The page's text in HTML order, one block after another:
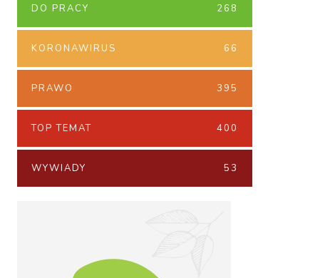
DO PRACY 268
KORONAWIRUS 66
PRAWO 395
TOP TEMAT 400
WYWIADY 53